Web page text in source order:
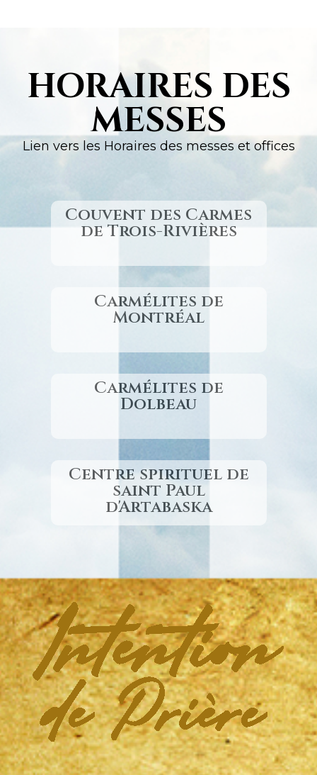
HORAIRES DES
MESSES
Lien vers les Horaires des messes et offices
Couvent des Carmes
de Trois-Rivières
Carmélites de
Montréal
Carmélites de
Dolbeau
Centre spirituel de
saint Paul
d'Artabaska